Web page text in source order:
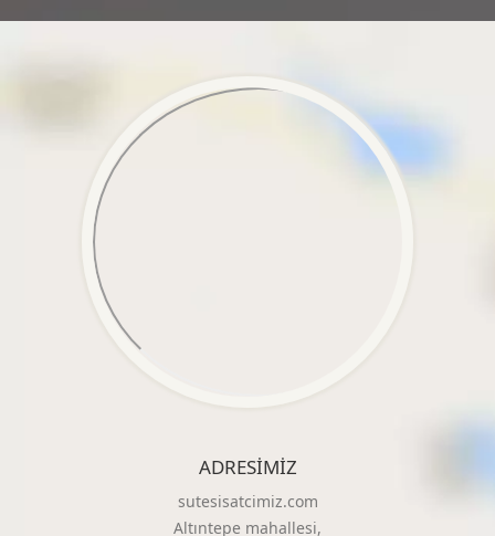
ADRESIMIZ
sutesisatcimiz.com
Altıntepe mahallesi,